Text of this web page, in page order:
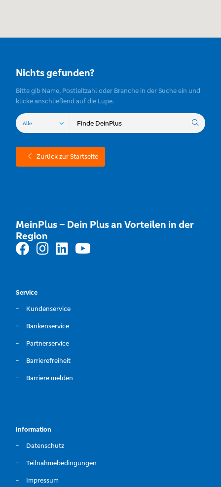
Nichts gefunden?
Bitte gib Name, Postleitzahl oder Branche in der Suche ein und
klicke anschließend auf die Lupe.
Zurück zur Startseite
MeinPlus – Dein Plus an Vorteilen in der
Region
Service
Kundenservice
Bankenservice
Partnerservice
Barrierefreiheit
Barriere melden
Information
Datenschutz
Teilnahmebedingungen
Impressum